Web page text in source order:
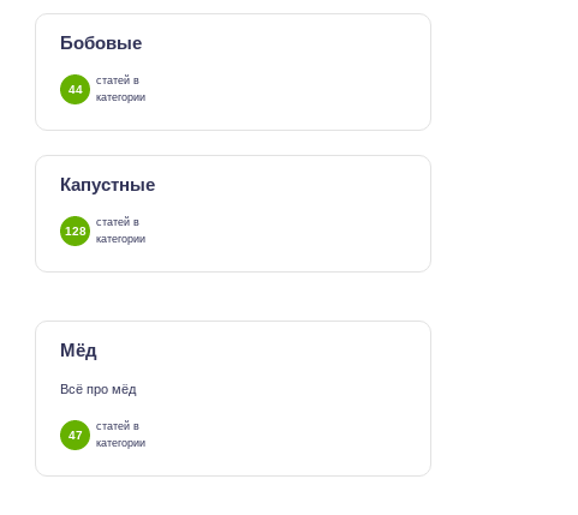
Бобовые
44
статей в
категории
Капустные
128
статей в
категории
Мёд
Всё про мёд
47
статей в
категории